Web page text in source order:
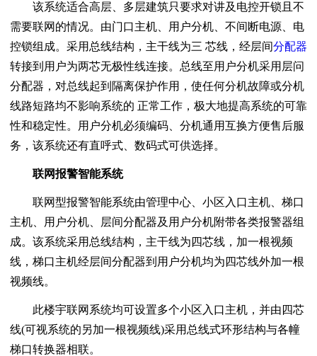
该系统适合高层、多层建筑只要求对讲及电控开锁且不
需要联网的情况。由门口主机、用户分机、不间断电源、电
控锁组成。采用总线结构，主干线为三 芯线，经层间分配器
转接到用户为两芯无极性线连接。总线至用户分机采用层问
分配器，对总线起到隔离保护作用，使任何分机故障或分机
线路短路均不影响系统的 正常工作，极大地提高系统的可靠
性和稳定性。用户分机必须编码、分机通用互换方便售后服
务，该系统还有直呼式、数码式可供选择。
联网报警智能系统
联网型报警智能系统由管理中心、小区入口主机、梯口
主机、用户分机、层间分配器及用户分机附带各类报警器组
成。该系统采用总线结构，主干线为四芯线，加一根视频
线，梯口主机经层间分配器到用户分机均为四芯线外加一根
视频线。
此楼宇联网系统均可设置多个小区入口主机，并由四芯
线(可视系统的另加一根视频线)采用总线式环形结构与各幢
梯口转换器相联。